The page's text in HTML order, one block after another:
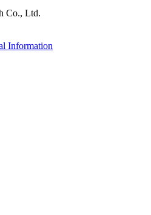
Co., Ltd.
Information